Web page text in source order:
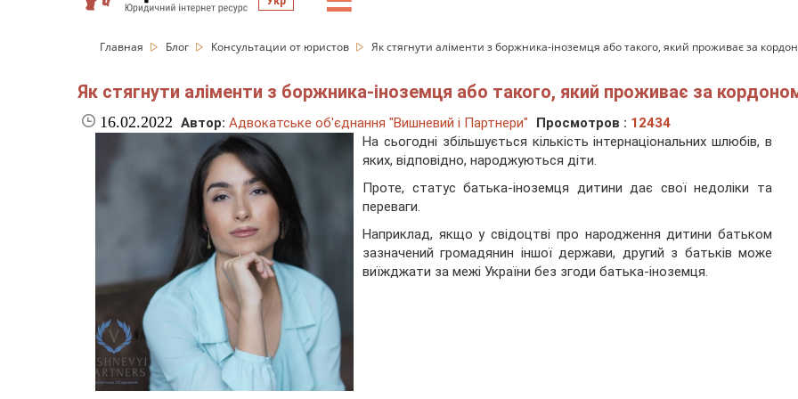
Главная Блог Консультации от юристов Як стягнути аліменти з боржника-іноземця або такого, який проживає за
Як стягнути аліменти з боржника-іноземця або такого, який проживає за
16.02.2022 Автор: Адвокатське об'єднання "Вишневий і Партнери" Просмотров : 12434
На сьогодні збільшується кількість інтернаціональних шлюбів, в
яких, відповідно, народжуються діти.
Проте, статус батька-іноземця дитини дає свої недоліки та
переваги.
Наприклад, якщо у свідоцтві про народження дитини батьком
зазначений громадянин іншої держави, другий з батьків може
виїжджати за межі України без згоди батька-іноземця.